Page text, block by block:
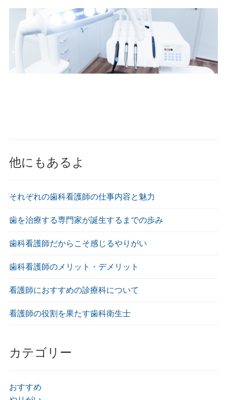
他にもあるよ
それぞれの歯科看護師の仕事内容と魅力
歯を治療する専門家が誕生するまでの歩み
歯科看護師だからこそ感じるやりがい
歯科看護師のメリット・デメリット
看護師におすすめの診療科について
看護師の役割を果たす歯科衛生士
カテゴリー
おすすめ